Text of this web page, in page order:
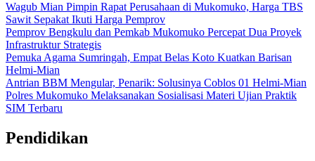
Wagub Mian Pimpin Rapat Perusahaan di Mukomuko, Harga TBS
Sawit Sepakat Ikuti Harga Pemprov
Pemprov Bengkulu dan Pemkab Mukomuko Percepat Dua Proyek
Infrastruktur Strategis
Pemuka Agama Sumringah, Empat Belas Koto Kuatkan Barisan
Helmi-Mian
Antrian BBM Mengular, Penarik: Solusinya Coblos 01 Helmi-Mian
Polres Mukomuko Melaksanakan Sosialisasi Materi Ujian Praktik
SIM Terbaru
Pendidikan